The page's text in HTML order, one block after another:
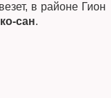
в районе Гион
сан.